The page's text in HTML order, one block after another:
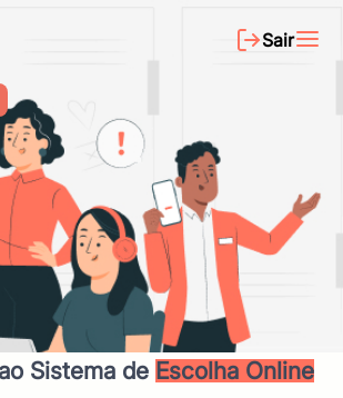
Sair
Sistema de Escolha Online